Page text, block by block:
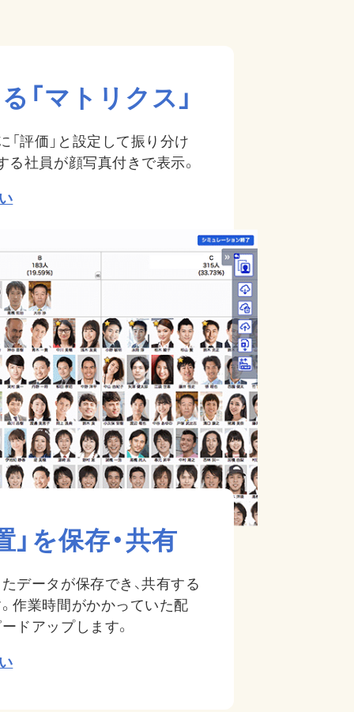
「マトリクス」
「評価」と設定して振り分け
る社員が顔写真付きで表示。
」を保存・共有
データが保存でき、共有する
作業時間がかかっていた配
ドアップします。